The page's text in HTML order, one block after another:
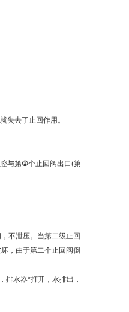
失去了止回作用。
与第①个止回阀出口(第
不泄压。当第二级止回
，由于第二个止回阀倒
排水器*打开，水排出，